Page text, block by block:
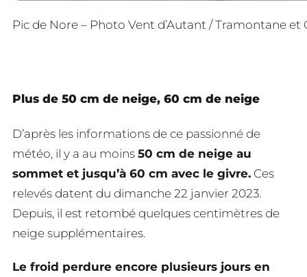
Pic de Nore – Photo Vent d’Autant / Tramontane et
Plus de 50 cm de neige, 60 cm de neige
D’après les informations de ce passionné de
météo, il y a au moins 50 cm de neige au
sommet et jusqu’à 60 cm avec le givre. Ces
relevés datent du dimanche 22 janvier 2023.
Depuis, il est retombé quelques centimètres de
neige supplémentaires.
Le froid perdure encore plusieurs jours en